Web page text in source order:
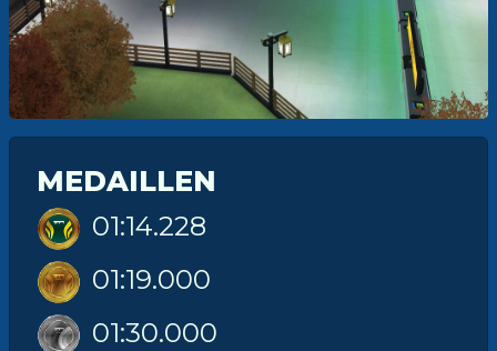
MEDAILLEN
01:14.228
01:19.000
01:30.000